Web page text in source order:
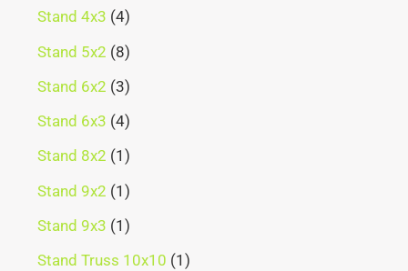
Stand 4x3 4
Stand 5x2 8
Stand 6x2 3
Stand 6x3 4
Stand 8x2 1
Stand 9x2 1
Stand 9x3 1
Stand Truss 10x10 1